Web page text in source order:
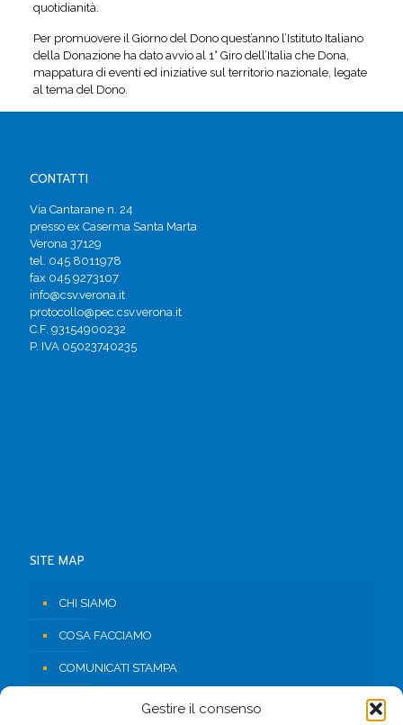
Gestire il consenso
quotidianità.
Per promuovere il Giorno del Dono quest’anno l’Istituto Italiano
della Donazione ha dato avvio al 1° Giro dell’Italia che Dona,
mappatura di eventi ed iniziative sul territorio nazionale, legate
al tema del Dono.
CONTATTI
Via Cantarane n. 24
presso ex Caserma Santa Marta
Verona 37129
tel. 045 8011978
fax 045 9273107
info@csv.verona.it
protocollo@pec.csv.verona.it
C.F. 93154900232
P. IVA 05023740235
SITE MAP
CHI SIAMO
COSA FACCIAMO
COMUNICATI STAMPA